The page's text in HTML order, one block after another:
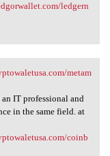
ledgern
metam
IT professional and
in the same field. at
coinb